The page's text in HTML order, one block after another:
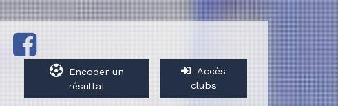
Encoder un
résultat
Accès
clubs